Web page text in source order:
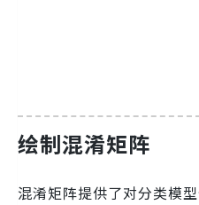
绘制混淆矩阵
混淆矩阵提供了对分类模